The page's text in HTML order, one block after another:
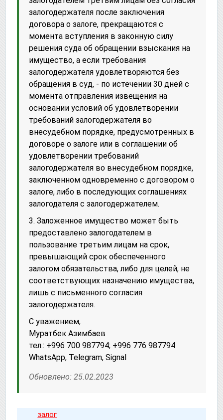
залогодержателя после заключения
договора о залоге, прекращаются с
момента вступления в законную силу
решения суда об обращении взыскания на
имущество, а если требования
залогодержателя удовлетворяются без
обращения в суд, - по истечении 30 дней с
момента отправления извещения на
основании условий об удовлетворении
требований залогодержателя во
внесудебном порядке, предусмотренных в
договоре о залоге или в соглашении об
удовлетворении требований
залогодержателя во внесудебном порядке,
заключенном одновременно с договором о
залоге, либо в последующих соглашениях
залогодателя с залогодержателем.
3. Заложенное имущество может быть
предоставлено залогодателем в
пользование третьим лицам на срок,
превышающий срок обеспеченного
залогом обязательства, либо для целей, не
соответствующих назначению имущества,
лишь с письменного согласия
залогодержателя.
С уважением,
Муратбек Азимбаев
тел.: +996 700 987794; +996 776 987794
WhatsApp, Telegram, Signal
Обновлено: 25.02.2023
залог